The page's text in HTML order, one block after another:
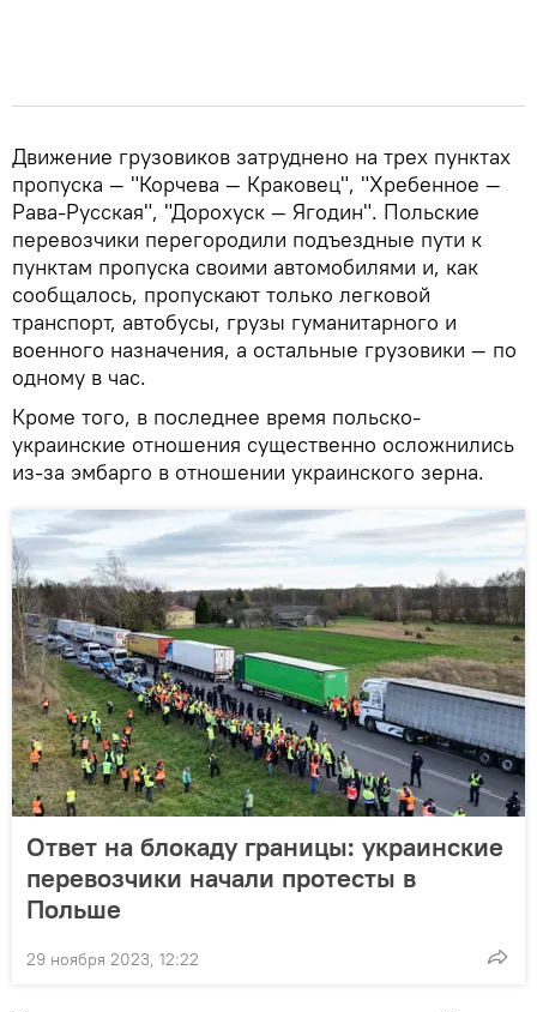
Движение грузовиков затруднено на трех пунктах
пропуска — "Корчева — Краковец", "Хребенное —
Рава-Русская", "Дорохуск — Ягодин". Польские
перевозчики перегородили подъездные пути к
пунктам пропуска своими автомобилями и, как
сообщалось, пропускают только легковой
транспорт, автобусы, грузы гуманитарного и
военного назначения, а остальные грузовики — по
одному в час.
Кроме того, в последнее время польско-
украинские отношения существенно осложнились
из-за эмбарго в отношении украинского зерна.
Ответ на блокаду границы: украинские
перевозчики начали протесты в
Польше
29 ноября 2023, 12:22